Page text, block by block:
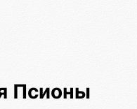
Псионы